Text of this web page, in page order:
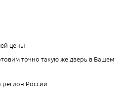
цены
точно такую же дверь в Вашем
России